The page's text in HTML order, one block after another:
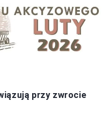
przy zwrocie